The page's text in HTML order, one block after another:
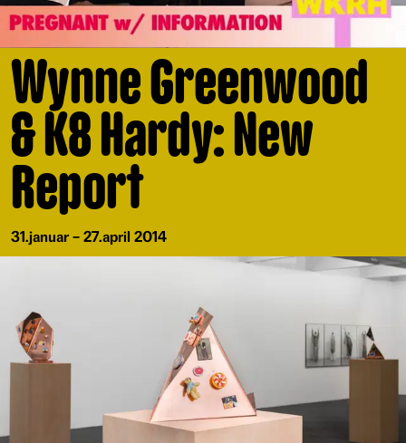
Wynne Greenwood
& K8 Hardy: New
Report
31.januar – 27.april 2014